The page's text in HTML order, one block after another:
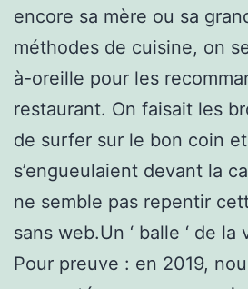
encore sa mère ou sa
méthodes de cuisine, on
à-oreille pour les
restaurant. On faisait les
de surfer sur le bon coin
s’engueulaient devant la
ne semble pas repentir
sans web.Un ‘ balle ‘ de la
Pour preuve : en 2019,